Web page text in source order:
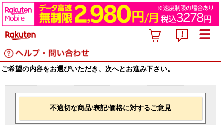
ご希望の内容をお選びいただき、次へとお進み下さい。
不適切な商品/表記/価格に対するご意見